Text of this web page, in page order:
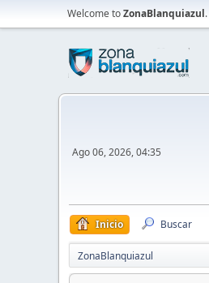
Welcome toZonaBlanquiazul.
Ago 06, 2026, 04:35
Inicio Buscar
ZonaBlanquiazul